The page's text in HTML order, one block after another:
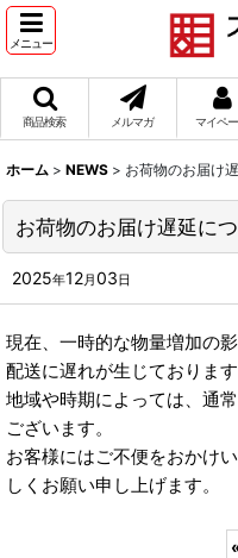
メニュー
商品検索 メルマガ マイペ
ホーム > NEWS > お荷物のお届け
お荷物のお届け遅延に
2025年12月03日
現在、一時的な物量増加の
配送に遅れが生じております
地域や時期によっては、通
ございます。
お客様にはご不便をおかけ
しくお願い申し上げます。